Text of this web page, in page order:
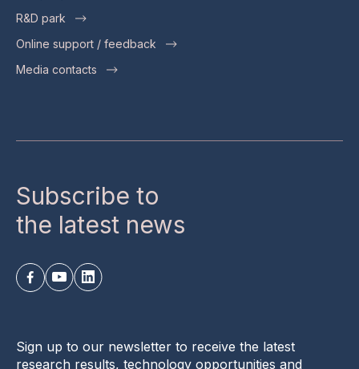
R&D park
Online support / feedback
Media contacts
Subscribe to
the latest news
Sign up to our newsletter to receive the latest
research results, technology opportunities and